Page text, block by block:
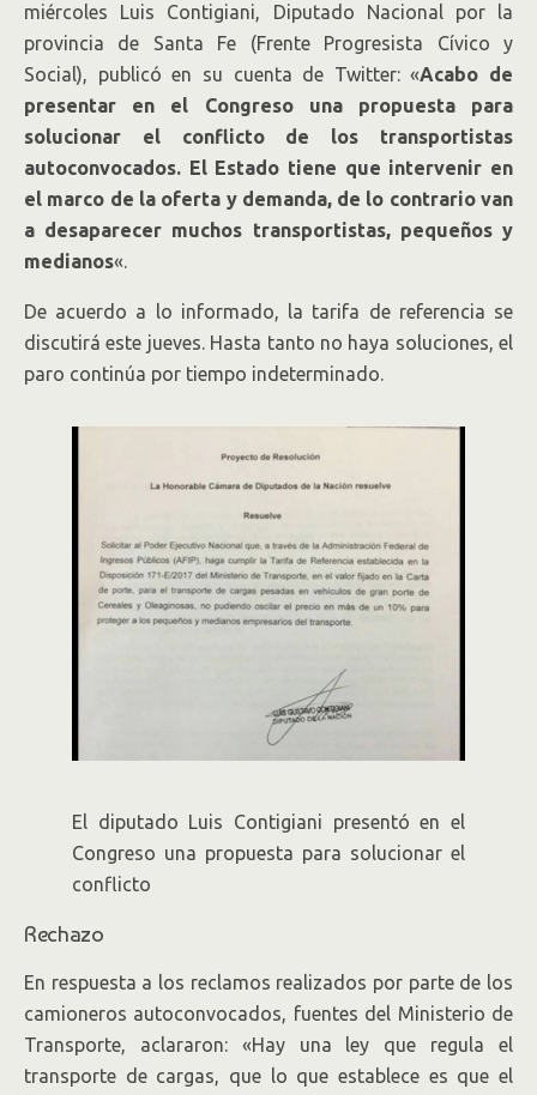
miércoles Luis Contigiani, Diputado Nacional por la
provincia de Santa Fe (Frente Progresista Cívico y
Social), publicó en su cuenta de Twitter: «Acabo de
presentar en el Congreso una propuesta para
solucionar el conflicto de los transportistas
autoconvocados. El Estado tiene que intervenir en
el marco de la oferta y demanda, de lo contrario van
a desaparecer muchos transportistas, pequeños y
medianos«.
De acuerdo a lo informado, la tarifa de referencia se
discutirá este jueves. Hasta tanto no haya soluciones, el
paro continúa por tiempo indeterminado.
El diputado Luis Contigiani presentó en el
Congreso una propuesta para solucionar el
conflicto
Rechazo
En respuesta a los reclamos realizados por parte de los
camioneros autoconvocados, fuentes del Ministerio de
Transporte, aclararon: «Hay una ley que regula el
transporte de cargas, que lo que establece es que el